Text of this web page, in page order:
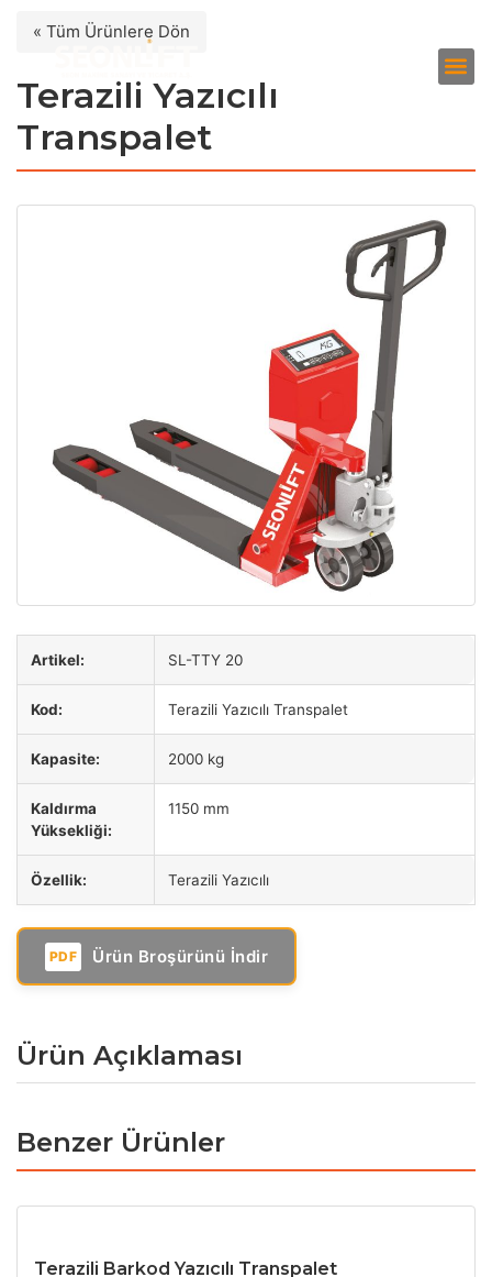
« Tüm Ürünlere Dön
Terazili Yazıcılı
Transpalet
Artikel: SL-TTY 20
Kod: Terazili Yazıcılı Transpalet
Kapasite: 2000 kg
Kaldırma
Yüksekliği:
1150 mm
Özellik: Terazili Yazıcılı
PDF Ürün Broşürünü İndir
Ürün Açıklaması
Benzer Ürünler
Terazili Barkod Yazıcılı Transpalet